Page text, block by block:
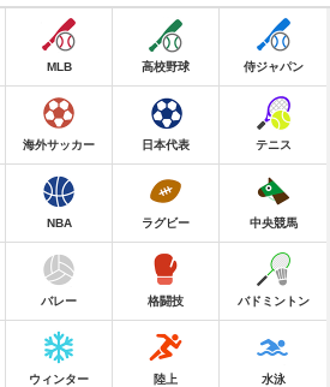
MLB 高校野球 侍ジャパン
海外サッカー 日本代表 テニス
NBA ラグビー 中央競馬
バレー 格闘技 バドミントン
ウィンター 陸上 水泳